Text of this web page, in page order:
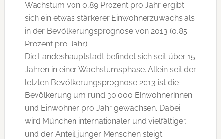
Wachstum von 0,89 Prozent pro Jahr ergibt
sich ein etwas stärkerer Einwohnerzuwachs als
in der Bevölkerungsprognose von 2013 (0,85
Prozent pro Jahr).
Die Landeshauptstadt befindet sich seit über 15
Jahren in einer Wachstumsphase. Allein seit der
letzten Bevölkerungsprognose 2013 ist die
Bevölkerung um rund 30.000 Einwohnerinnen
und Einwohner pro Jahr gewachsen. Dabei
wird München internationaler und vielfältiger,
und der Anteil junger Menschen steigt.